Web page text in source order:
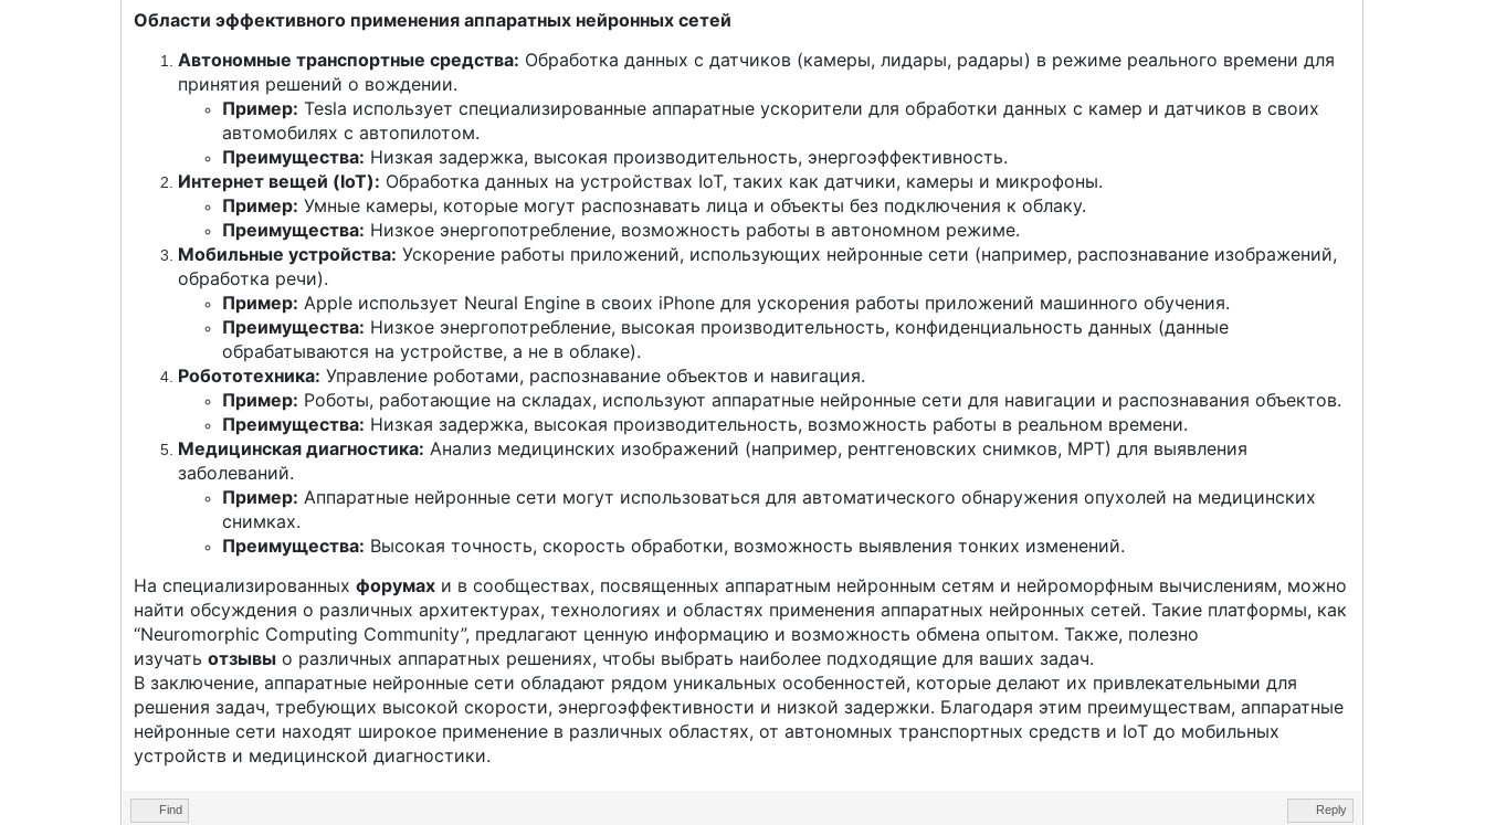
Области эффективного применения аппаратных нейронных сетей
Автономные транспортные средства: Обработка данных с датчиков (камеры, лидары, радары) в режиме реального времени для
принятия решений о вождении.
Пример: Tesla использует специализированные аппаратные ускорители для обработки данных с камер и датчиков в своих
автомобилях с автопилотом.
Преимущества: Низкая задержка, высокая производительность, энергоэффективность.
Интернет вещей (IoT): Обработка данных на устройствах IoT, таких как датчики, камеры и микрофоны.
Пример: Умные камеры, которые могут распознавать лица и объекты без подключения к облаку.
Преимущества: Низкое энергопотребление, возможность работы в автономном режиме.
Мобильные устройства: Ускорение работы приложений, использующих нейронные сети (например, распознавание изображений,
обработка речи).
Пример: Apple использует Neural Engine в своих iPhone для ускорения работы приложений машинного обучения.
Преимущества: Низкое энергопотребление, высокая производительность, конфиденциальность данных (данные
обрабатываются на устройстве, а не в облаке).
Робототехника: Управление роботами, распознавание объектов и навигация.
Пример: Роботы, работающие на складах, используют аппаратные нейронные сети для навигации и распознавания объектов.
Преимущества: Низкая задержка, высокая производительность, возможность работы в реальном времени.
Медицинская диагностика: Анализ медицинских изображений (например, рентгеновских снимков, МРТ) для выявления
заболеваний.
Пример: Аппаратные нейронные сети могут использоваться для автоматического обнаружения опухолей на медицинских
снимках.
Преимущества: Высокая точность, скорость обработки, возможность выявления тонких изменений.
На специализированныхфорумах и в сообществах, посвященных аппаратным нейронным сетям и нейроморфным вычислениям, можно
найти обсуждения о различных архитектурах, технологиях и областях применения аппаратных нейронных сетей. Такие платформы, как
“Neuromorphic Computing Community”, предлагают ценную информацию и возможность обмена опытом. Также, полезно
изучатьотзывы о различных аппаратных решениях, чтобы выбрать наиболее подходящие для ваших задач.
В заключение, аппаратные нейронные сети обладают рядом уникальных особенностей, которые делают их привлекательными для
решения задач, требующих высокой скорости, энергоэффективности и низкой задержки. Благодаря этим преимуществам, аппаратные
нейронные сети находят широкое применение в различных областях, от автономных транспортных средств и IoT до мобильных
устройств и медицинской диагностики.
Find Reply